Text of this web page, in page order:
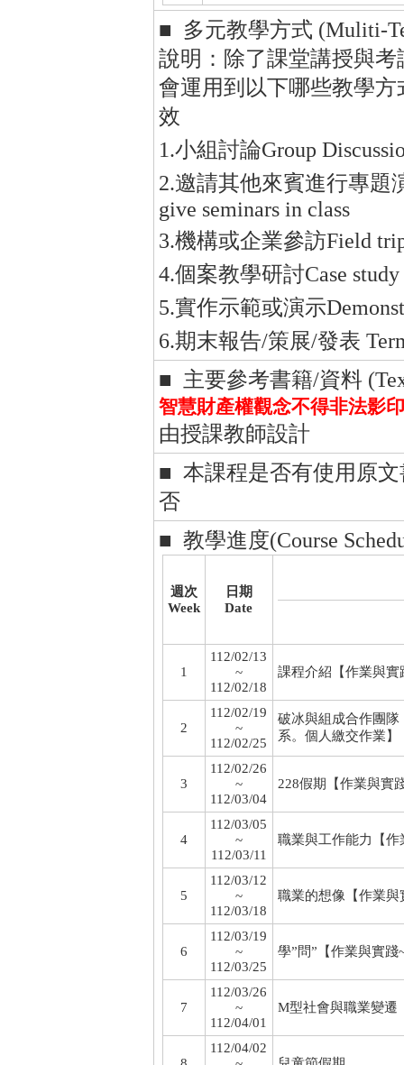
■ 多元教學方式 (Muliti-
說明：除了課堂講授與
會運用到以下哪些教學
效
1.小組討論Group
2.邀請其他來賓進行專題
give seminars in class
3.機構或企業參訪Field
4.個案教學研討Case study
5.實作示範或演示
6.期末報告/策展/發表
■ 主要參考書籍/資料
智慧財產權觀念不得非法影
由授課教師設計
■ 本課程是否有使用原
否
■ 教學進度(Course
週次
Week
日期
Date
1
112/02/13
~
112/02/18
課程介紹 【作業與
2
112/02/19
~
112/02/25
破冰與組成合作團隊
系。個人繳交作業】
3
112/02/26
~
112/03/04
228假期 【作業與實
4
112/03/05
~
112/03/11
職業與工作能力 【
5
112/03/12
~
112/03/18
職業的想像 【作業
6
112/03/19
~
112/03/25
學”問” 【作業與實
7
112/03/26
~
112/04/01
M型社會與職業變遷
112/04/02